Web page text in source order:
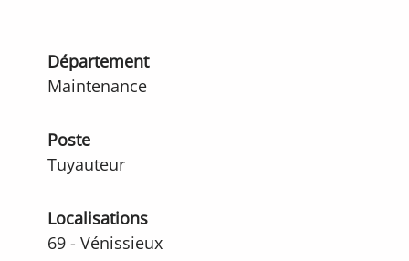
Département
Maintenance
Poste
Tuyauteur
Localisations
69 - Vénissieux